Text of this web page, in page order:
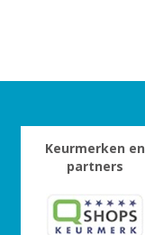
Keurmerken en
partners